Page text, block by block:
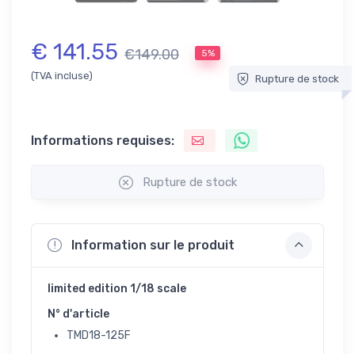
€ 141.55 €149.00 5%
(TVA incluse) Rupture de stock
Informations requises:
Rupture de stock
Information sur le produit
limited edition 1/18 scale
N° d'article
TMD18-125F